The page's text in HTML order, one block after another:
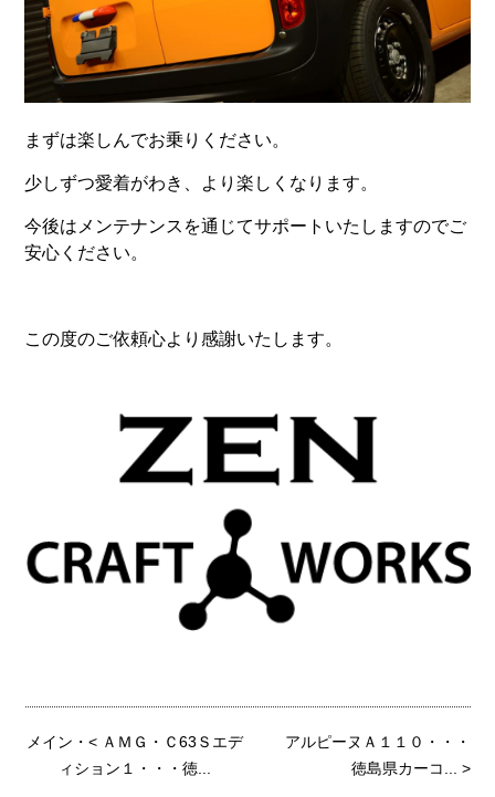
まずは楽しんでお乗りください。
少しずつ愛着がわき、より楽しくなります。
今後はメンテナンスを通じてサポートいたしますのでご
安心ください。
この度のご依頼心より感謝いたします。
メイン ・< ＡＭＧ・Ｃ63Ｓエデ
ィション１・・・徳...
アルピーヌＡ１１０・・・
徳島県カーコ... >